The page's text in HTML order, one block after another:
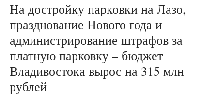
На достройку парковки на Лазо,
празднование Нового года и
администрирование штрафов за
платную парковку – бюджет
Владивостока вырос на 315 млн
рублей